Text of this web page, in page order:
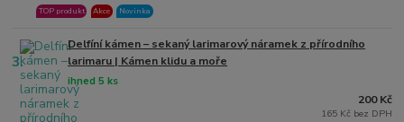
TOP produkt Akce Novinka
3.
Delfíní kámen – sekaný larimarový náramek z přírodního
larimaru | Kámen klidu a moře
ihned 5 ks
200 Kč
165 Kč bez DPH